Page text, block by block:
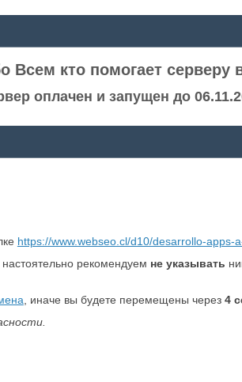
Всем кто помогает серверу
оплачен и запущен до
https://www.webseo.cl/d10/desarrollo-apps-
настоятельно рекомендуем не указывать
, иначе вы будете перемещены через 4